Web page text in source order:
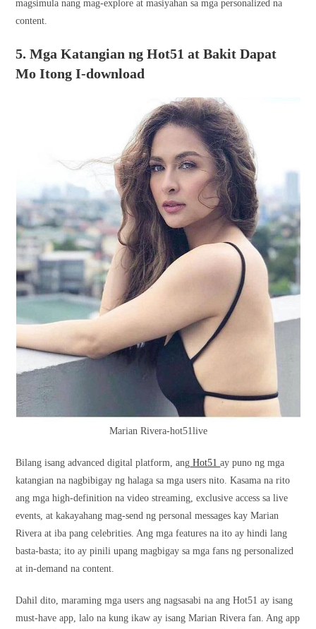
magsimula nang mag-explore at masiyahan sa mga personalized na
content.
5. Mga Katangian ng Hot51 at Bakit Dapat
Mo Itong I-download
Marian Rivera-hot51live
Bilang isang advanced digital platform, ang Hot51ay puno ng mga
katangian na nagbibigay ng halaga sa mga users nito. Kasama na rito
ang mga high-definition na video streaming, exclusive access sa live
events, at kakayahang mag-send ng personal messages kay Marian
Rivera at iba pang celebrities. Ang mga features na ito ay hindi lang
basta-basta; ito ay pinili upang magbigay sa mga fans ng personalized
at in-demand na content.
Dahil dito, maraming mga users ang nagsasabi na ang Hot51 ay isang
must-have app, lalo na kung ikaw ay isang Marian Rivera fan. Ang app